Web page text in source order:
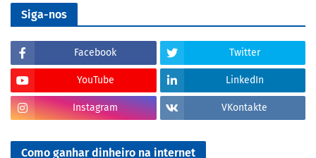
Siga-nos
Facebook Twitter
YouTube LinkedIn
Instagram VKontakte
Como ganhar dinheiro na internet